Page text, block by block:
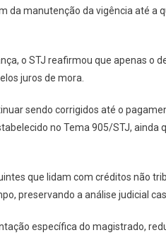
da manutenção da vigência até a
o STJ reafirmou que apenas o
juros de mora.
sendo corrigidos até o
no Tema 905/STJ, ainda
que lidam com créditos não
preservando a análise judicial
específica do magistrado,